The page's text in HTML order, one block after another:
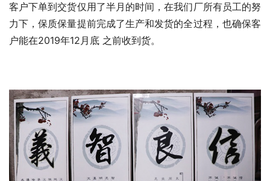
客户下单到交货仅用了半月的时间，在我们厂所有员工的努
力下，保质保量提前完成了生产和发货的全过程，也确保客
户能在2019年12月底 之前收到货。